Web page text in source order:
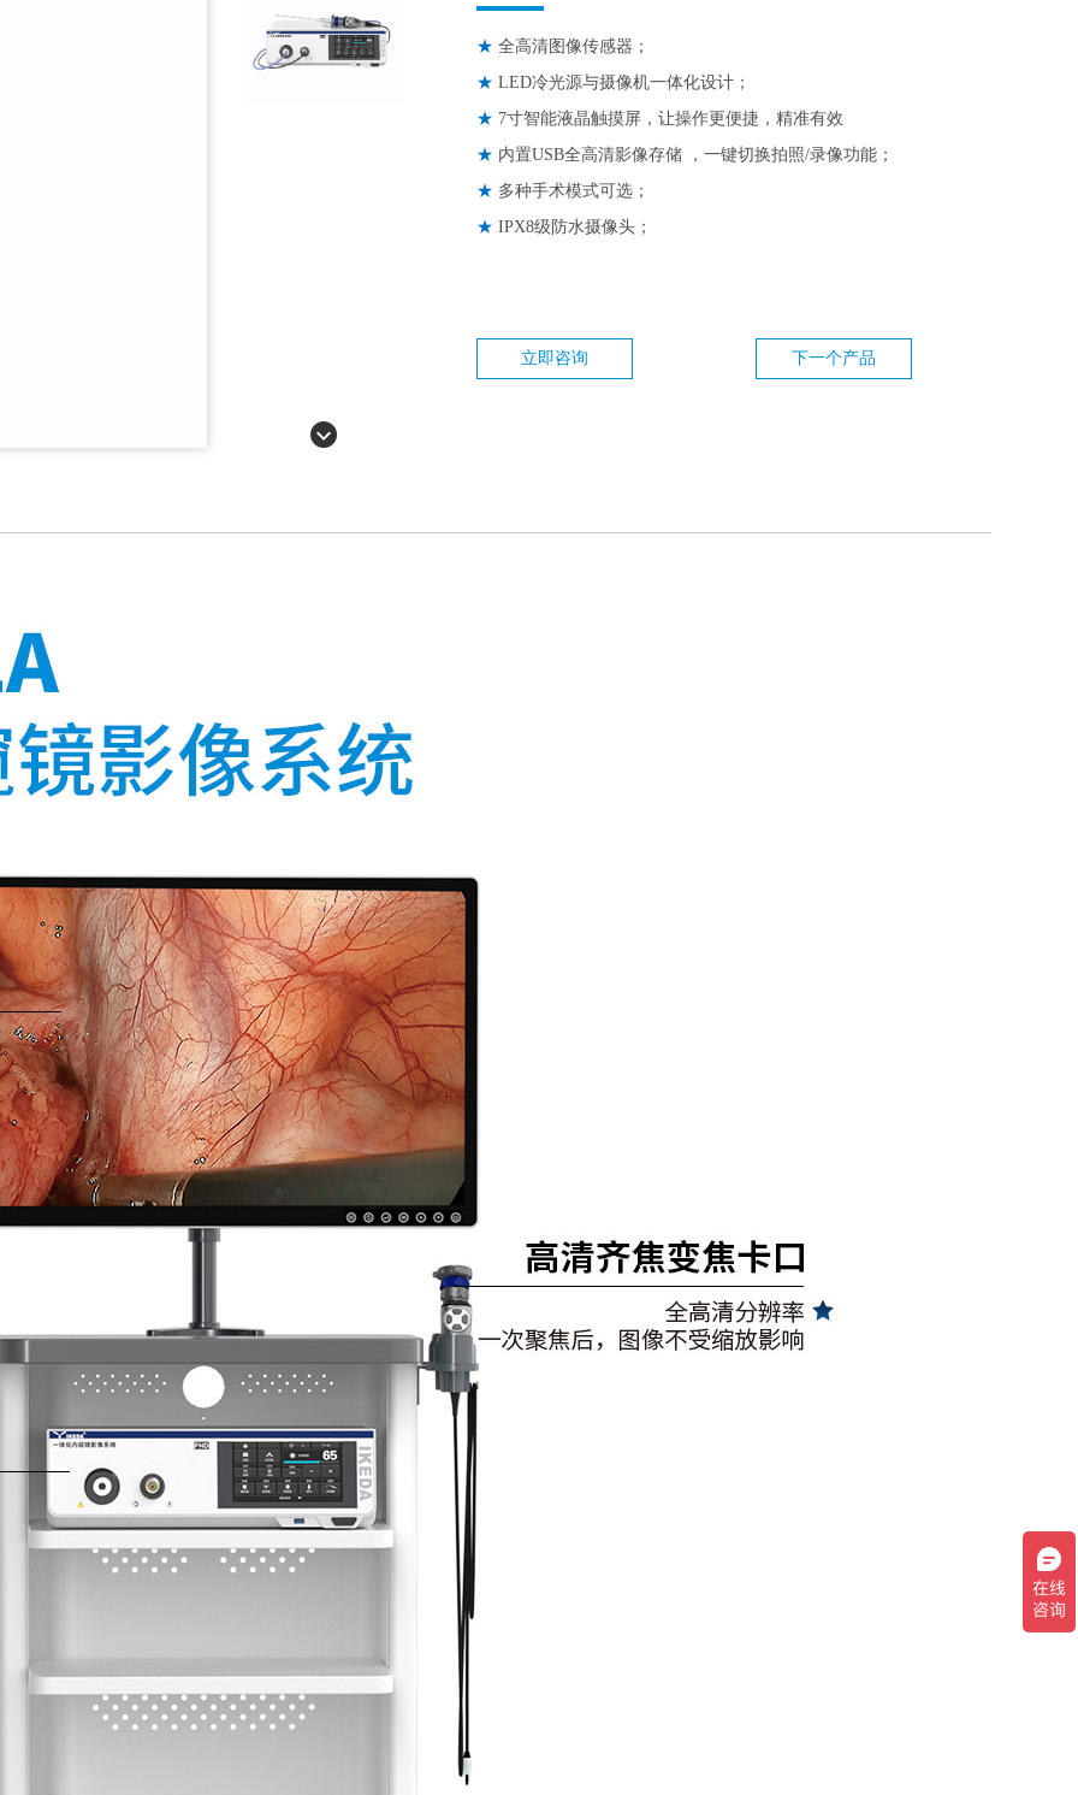
★ 全高清图像传感器；
★ LED冷光源与摄像机一体化设计；
★ 7寸智能液晶触摸屏，让操作更便捷，精准有效
★ 内置USB全高清影像存储 ，一键切换拍照/录像功能；
★ 多种手术模式可选；
★ IPX8级防水摄像头；
立即咨询 下一个产品